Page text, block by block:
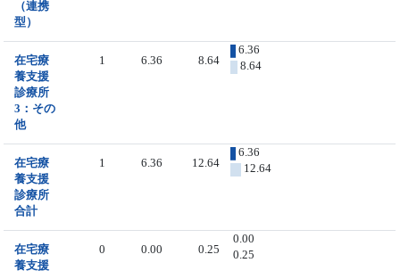
（連携
型）
在宅療
養支援
診療所
3：その
他
1 6.36 8.64
6.36
8.64
在宅療
養支援
診療所
合計
1 6.36 12.64
6.36
12.64
在宅療
養支援
0 0.00 0.25
0.00
0.25